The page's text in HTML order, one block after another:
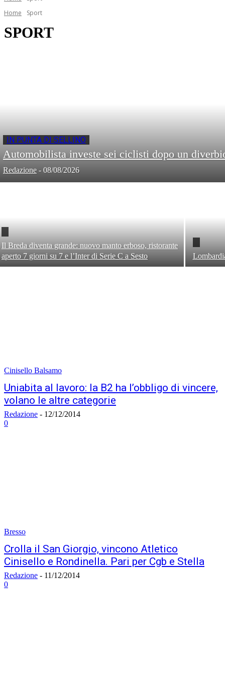
Home
Sport
SPORT
IN PUNTA DI SELLINO
Automobilista investe sei ciclisti dopo un
Redazione - 08/08/2026
Il Breda diventa grande: nuovo manto erboso, ristorante
aperto 7 giorni su 7 e l’Inter di Serie C a Sesto
Cinisello Balsamo
Uniabita al lavoro: la B2 ha l’obbligo di vincere,
volano le altre categorie
Redazione - 12/12/2014
0
Bresso
Crolla il San Giorgio, vincono Atletico
Cinisello e Rondinella. Pari per Cgb e Stella
Redazione - 11/12/2014
0